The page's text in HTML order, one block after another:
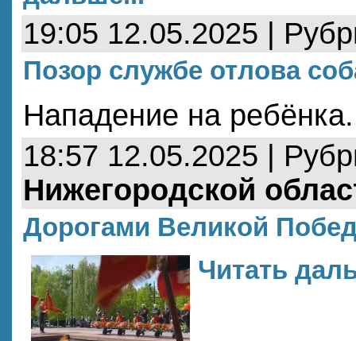
19:05 12.05.2025 |
Позор службе отлова
Нападение на
18:57 12.05.2025 |
Нижегородской
Дорогами Великой
Читать